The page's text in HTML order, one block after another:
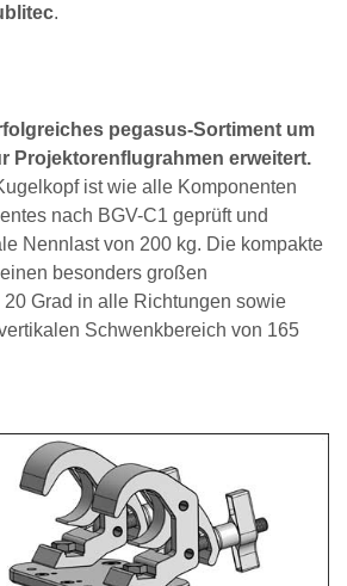
.
pegasus-Sortiment um
Projektorenflugrahmen erweitert.
ist wie alle Komponenten
nach BGV-C1 geprüft und
Nennlast von 200 kg. Die kompakte
besonders großen
Grad in alle Richtungen sowie
Schwenkbereich von 165